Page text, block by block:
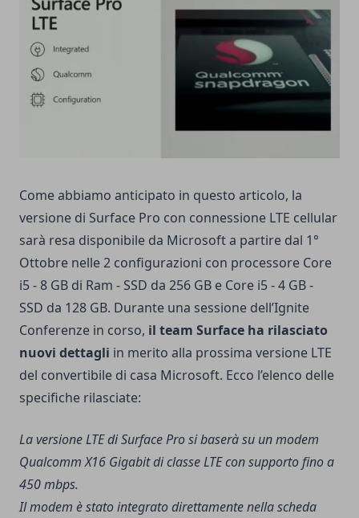
Come abbiamo anticipato in questo articolo, la
versione di Surface Pro con connessione LTE cellular
sarà resa disponibile da Microsoft a partire dal 1°
Ottobre nelle 2 configurazioni con processore Core
i5 - 8 GB di Ram - SSD da 256 GB e Core i5 - 4 GB -
SSD da 128 GB. Durante una sessione dell’Ignite
Conferenze in corso, il team Surface ha rilasciato
nuovi dettagli in merito alla prossima versione LTE
del convertibile di casa Microsoft. Ecco l’elenco delle
specifiche rilasciate:
La versione LTE di Surface Pro si baserà su un modem
Qualcomm X16 Gigabit di classe LTE con supporto fino a
450 mbps.
Il modem è stato integrato direttamente nella scheda